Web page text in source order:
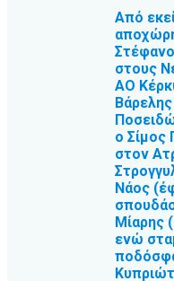
Από
στους
ΑΟ
ο Σίμος
στον
Νάος
Μίαρης
ενώ